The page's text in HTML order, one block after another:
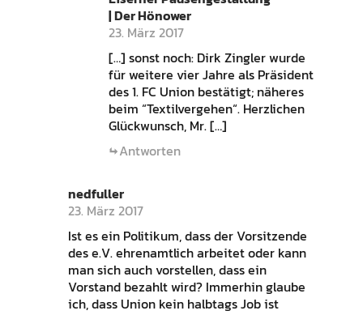
| Der Hönower
23. März 2017
[…] sonst noch: Dirk Zingler wurde
für weitere vier Jahre als Präsident
des 1. FC Union bestätigt; näheres
beim “Textilvergehen“. Herzlichen
Glückwunsch, Mr. […]
Antworten
nedfuller
23. März 2017
Ist es ein Politikum, dass der Vorsitzende
des e.V. ehrenamtlich arbeitet oder kann
man sich auch vorstellen, dass ein
Vorstand bezahlt wird? Immerhin glaube
ich, dass Union kein halbtags Job ist